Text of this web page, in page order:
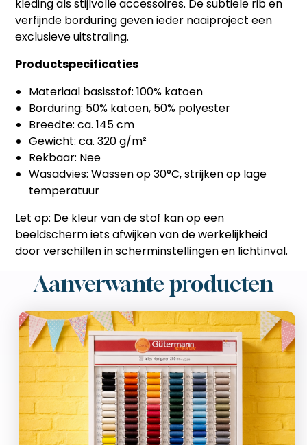
kleding als stijlvolle accessoires. De subtiele rib en
verfijnde borduring geven ieder naaiproject een
exclusieve uitstraling.
Productspecificaties
Materiaal basisstof: 100% katoen
Borduring: 50% katoen, 50% polyester
Breedte: ca. 145 cm
Gewicht: ca. 320 g/m²
Rekbaar: Nee
Wasadvies: Wassen op 30°C, strijken op lage
temperatuur
Let op: De kleur van de stof kan op een
beeldscherm iets afwijken van de werkelijkheid
door verschillen in scherminstellingen en lichtinval.
Aanverwante producten